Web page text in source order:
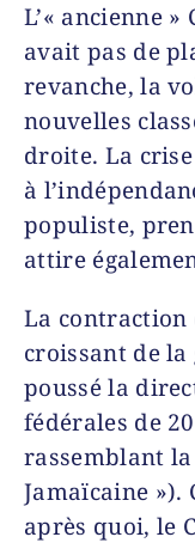
L’« ancienne »
avait pas de
revanche, la
nouvelles
droite. La
à
populiste,
attire
La contraction
croissant de
poussé la
fédérales de
rassemblant la
Jamaïcaine »).
après quoi, le